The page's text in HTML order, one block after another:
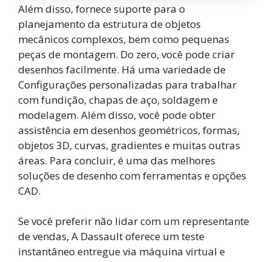
Além disso, fornece suporte para o
planejamento da estrutura de objetos
mecânicos complexos, bem como pequenas
peças de montagem. Do zero, você pode criar
desenhos facilmente. Há uma variedade de
Configurações personalizadas para trabalhar
com fundição, chapas de aço, soldagem e
modelagem. Além disso, você pode obter
assistência em desenhos geométricos, formas,
objetos 3D, curvas, gradientes e muitas outras
áreas. Para concluir, é uma das melhores
soluções de desenho com ferramentas e opções
CAD.
Se você preferir não lidar com um representante
de vendas, A Dassault oferece um teste
instantâneo entregue via máquina virtual e